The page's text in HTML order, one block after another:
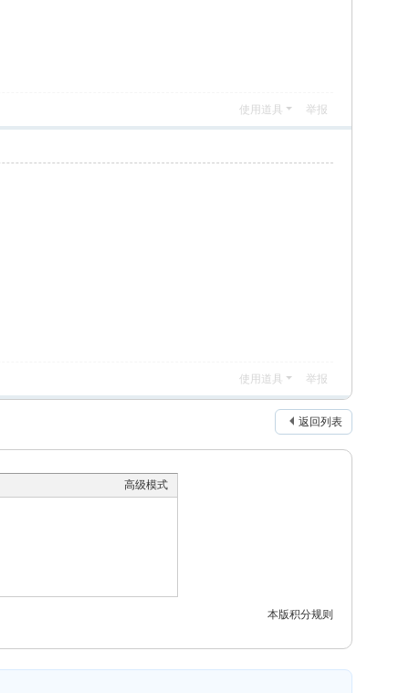
使用道具 举报
使用道具 举报
返回列表
高级模式
本版积分规则